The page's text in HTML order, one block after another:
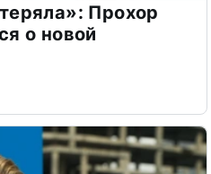
Прохор
о новой